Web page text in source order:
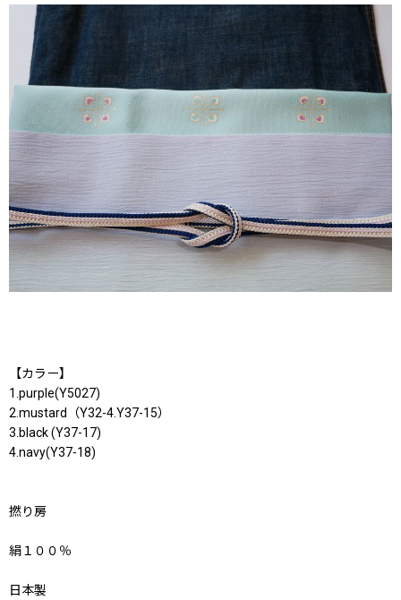
【カラー】
1.purple(Y5027)
2.mustard（Y32-4.Y37-15）
3.black (Y37-17)
4.navy(Y37-18)
撚り房
絹１００％
日本製